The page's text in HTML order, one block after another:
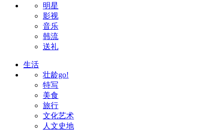
明星
影视
音乐
韩流
送礼
生活
壮龄go!
特写
美食
旅行
文化艺术
人文史地